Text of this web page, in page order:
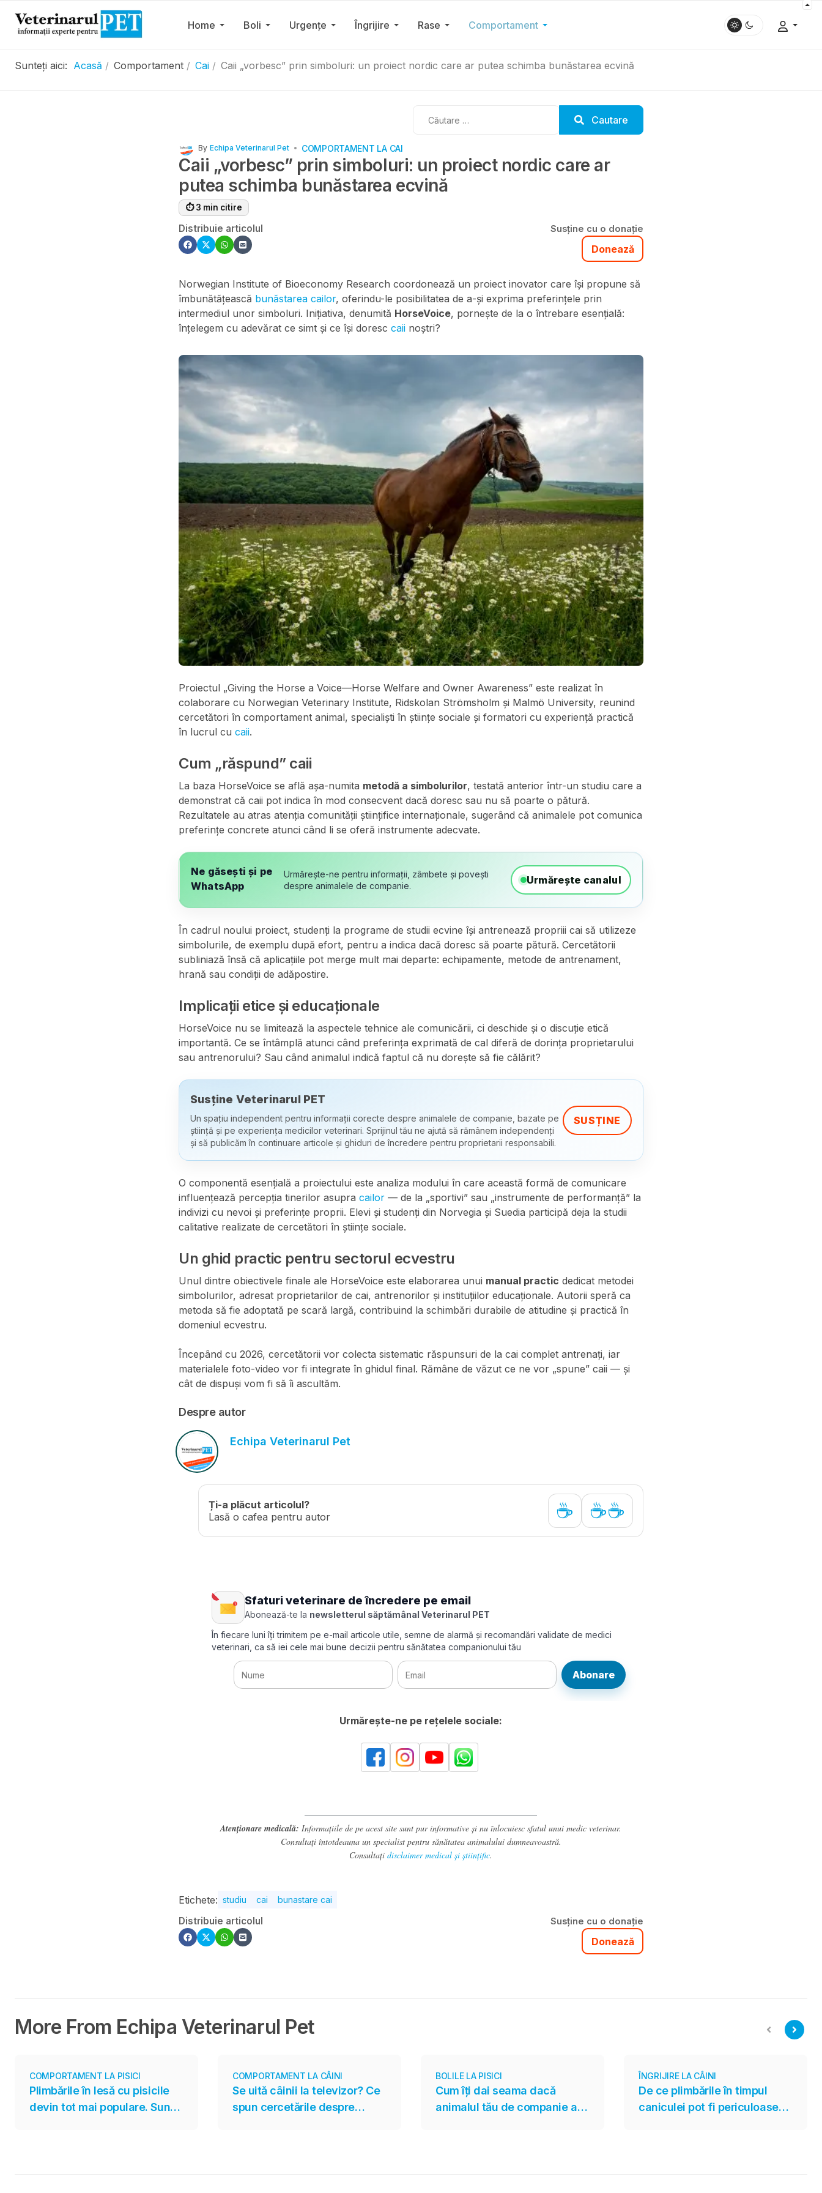
Home Boli Urgențe Îngrijire Rase Comportament
Sunteți aici: Acasă Comportament Cai Caii „vorbesc” prin simboluri: un proiect nordic care ar putea schimba bunăstarea ecvină
Cautare
By Echipa Veterinarul Pet COMPORTAMENT LA CAI
Caii „vorbesc” prin simboluri: un proiect nordic care ar
putea schimba bunăstarea ecvină
⏱ 3 min citire
Distribuie articolul Susține cu o donație
Donează
Norwegian Institute of Bioeconomy Research coordonează un proiect inovator care își propune să
îmbunătățească bunăstarea cailor, oferindu-le posibilitatea de a-și exprima preferințele prin
intermediul unor simboluri. Inițiativa, denumită HorseVoice, pornește de la o întrebare esențială:
înțelegem cu adevărat ce simt și ce își doresc caii noștri?
Proiectul „Giving the Horse a Voice—Horse Welfare and Owner Awareness” este realizat în
colaborare cu Norwegian Veterinary Institute, Ridskolan Strömsholm și Malmö University, reunind
cercetători în comportament animal, specialiști în științe sociale și formatori cu experiență practică
în lucrul cu caii.
Cum „răspund” caii
La baza HorseVoice se află așa-numita metodă a simbolurilor, testată anterior într-un studiu care a
demonstrat că caii pot indica în mod consecvent dacă doresc sau nu să poarte o pătură.
Rezultatele au atras atenția comunității științifice internaționale, sugerând că animalele pot comunica
preferințe concrete atunci când li se oferă instrumente adecvate.
Ne găsești și pe
WhatsApp
Urmărește-ne pentru informații, zâmbete și povești
despre animalele de companie.
Urmărește canalul
În cadrul noului proiect, studenți la programe de studii ecvine își antrenează propriii cai să utilizeze
simbolurile, de exemplu după efort, pentru a indica dacă doresc să poarte pătură. Cercetătorii
subliniază însă că aplicațiile pot merge mult mai departe: echipamente, metode de antrenament,
hrană sau condiții de adăpostire.
Implicații etice și educaționale
HorseVoice nu se limitează la aspectele tehnice ale comunicării, ci deschide și o discuție etică
importantă. Ce se întâmplă atunci când preferința exprimată de cal diferă de dorința proprietarului
sau antrenorului? Sau când animalul indică faptul că nu dorește să fie călărit?
Susține Veterinarul PET
Un spațiu independent pentru informații corecte despre animalele de companie, bazate pe
știință și pe experiența medicilor veterinari. Sprijinul tău ne ajută să rămânem independenți
și să publicăm în continuare articole și ghiduri de încredere pentru proprietarii responsabili.
SUSȚINE
O componentă esențială a proiectului este analiza modului în care această formă de comunicare
influențează percepția tinerilor asupra cailor — de la „sportivi” sau „instrumente de performanță” la
indivizi cu nevoi și preferințe proprii. Elevi și studenți din Norvegia și Suedia participă deja la studii
calitative realizate de cercetători în științe sociale.
Un ghid practic pentru sectorul ecvestru
Unul dintre obiectivele finale ale HorseVoice este elaborarea unui manual practic dedicat metodei
simbolurilor, adresat proprietarilor de cai, antrenorilor și instituțiilor educaționale. Autorii speră ca
metoda să fie adoptată pe scară largă, contribuind la schimbări durabile de atitudine și practică în
domeniul ecvestru.
Începând cu 2026, cercetătorii vor colecta sistematic răspunsuri de la cai complet antrenați, iar
materialele foto-video vor fi integrate în ghidul final. Rămâne de văzut ce ne vor „spune” caii — și
cât de dispuși vom fi să îi ascultăm.
Despre autor
Echipa Veterinarul Pet
Ți-a plăcut articolul?
Lasă o cafea pentru autor
☕ ☕☕
Sfaturi veterinare de încredere pe email
Abonează-te la newsletterul săptămânal Veterinarul PET
În fiecare luni îți trimitem pe e-mail articole utile, semne de alarmă și recomandări validate de medici
veterinari, ca să iei cele mai bune decizii pentru sănătatea companionului tău
Abonare
Urmărește-ne pe rețelele sociale:
Atenționare medicală: Informațiile de pe acest site sunt pur informative și nu înlocuiesc sfatul unui medic veterinar.
Consultați întotdeauna un specialist pentru sănătatea animalului dumneavoastră.
Consultați disclaimer medical și științific.
Etichete: studiu cai bunastare cai
Distribuie articolul Susține cu o donație
Donează
More From Echipa Veterinarul Pet
COMPORTAMENT LA PISICI
Plimbările în lesă cu pisicile
devin tot mai populare. Sunt
COMPORTAMENT LA CÂINI
Se uită câinii la televizor? Ce
spun cercetările despre
BOLILE LA PISICI
Cum îți dai seama dacă
animalul tău de companie are
ÎNGRIJIRE LA CÂINI
De ce plimbările în timpul
caniculei pot fi periculoase